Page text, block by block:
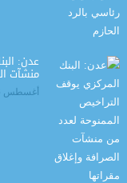
عدن:
منشآت
أغسطس 06, 2026